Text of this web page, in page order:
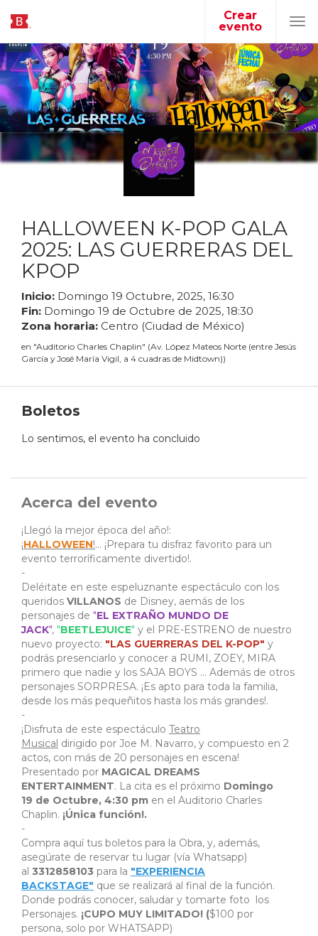
Crear
evento
HALLOWEEN K-POP GALA
2025: LAS GUERRERAS DEL
KPOP
Inicio: Domingo 19 Octubre, 2025, 16:30
Fin: Domingo 19 de Octubre de 2025, 18:30
Zona horaria: Centro (Ciudad de México)
en "Auditorio Charles Chaplin" (Av. López Mateos Norte (entre Jesús
García y José María Vigil, a 4 cuadras de Midtown))
Boletos
Lo sentimos, el evento ha concluido
Acerca del evento
¡Llegó la mejor época del año!:
¡HALLOWEEN!... ¡Prepara tu disfraz favorito para un
evento terroríficamente divertido!.
-
Deléitate en este espeluznante espectáculo con los
queridos VILLANOS de Disney, aemás de los
personajes de "EL EXTRAÑO MUNDO DE
JACK", "BEETLEJUICE" y el PRE-ESTRENO de nuestro
nuevo proyecto: "LAS GUERRERAS DEL K-POP" y
podrás presenciarlo y conocer a RUMI, ZOEY, MIRA
primero que nadie y los SAJA BOYS ... Además de otros
personajes SORPRESA. ¡Es apto para toda la familia,
desde los más pequeñitos hasta los más grandes!.
-
¡Disfruta de este espectáculo Teatro
Musical dirigido por Joe M. Navarro, y compuesto en 2
actos, con más de 20 personajes en escena!
Presentado por MAGICAL DREAMS
ENTERTAINMENT. La cita es el próximo Domingo
19 de Octubre, 4:30 pm en el Auditorio Charles
Chaplin. ¡Única función!.
-
Compra aquí tus boletos para la Obra, y, además,
asegúrate de reservar tu lugar (vía Whatsapp)
al 3312858103 para la "EXPERIENCIA
BACKSTAGE" que se realizará al final de la función.
Donde podrás conocer, saludar y tomarte foto los
Personajes. ¡CUPO MUY LIMITADO! ($100 por
persona, solo por WHATSAPP)